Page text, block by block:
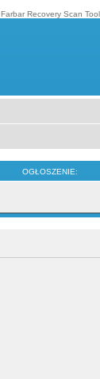
Farbar Recovery Scan Tool
OGŁOSZENIE: